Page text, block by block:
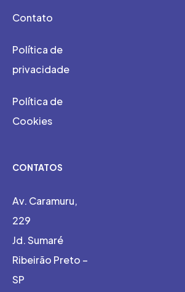
Contato
Política de
privacidade
Política de
Cookies
CONTATOS
Av. Caramuru,
229
Jd. Sumaré
Ribeirão Preto –
SP